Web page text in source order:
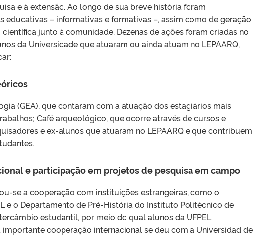
e à extensão. Ao longo de sua breve história foram
educativas – informativas e formativas –, assim como de geração
junto à comunidade. Dezenas de ações foram criadas no
da Universidade que atuaram ou ainda atuam no LEPAARQ,
(GEA), que contaram com a atuação dos estagiários mais
Café arqueológico, que ocorre através de cursos e
e ex-alunos que atuaram no LEPAARQ e que contribuem
e participação em projetos de pesquisa em campo
se a cooperação com instituições estrangeiras, como o
e o Departamento de Pré-História do Instituto Politécnico de
estudantil, por meio do qual alunos da UFPEL
cooperação internacional se deu com a Universidad de